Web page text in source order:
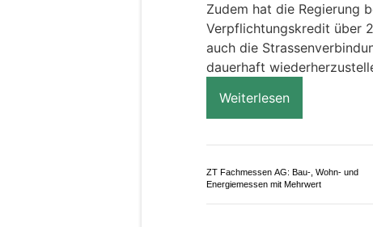
Zudem hat die Regierung
Verpflichtungskredit über
auch die
dauerhaft
Weiterlesen